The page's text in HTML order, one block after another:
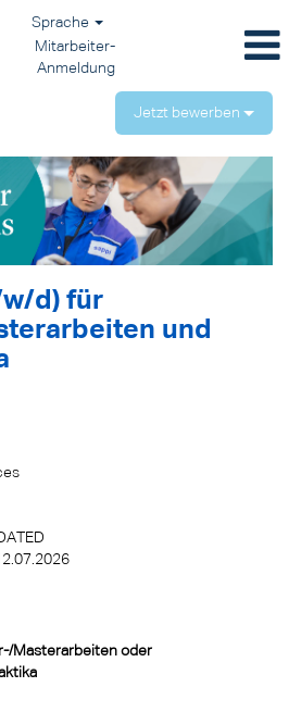
Sprache
Mitarbeiter-
Anmeldung
Jetzt bewerben
d) für
und
Masterarbeiten oder